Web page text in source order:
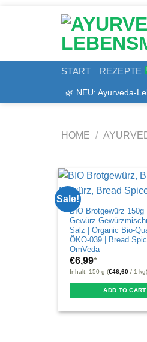
START REZEPTE
🌿 NEU: Ayurveda-
HOME /
Sale!
BIO Brotgewürz 150g
Gewürz
Salz | Organic Bio-
ÖKO-039 | Bread
OmVeda
€6,99*
Inhalt: 150 g (€46,60 / 1 kg)
ADD TO CART